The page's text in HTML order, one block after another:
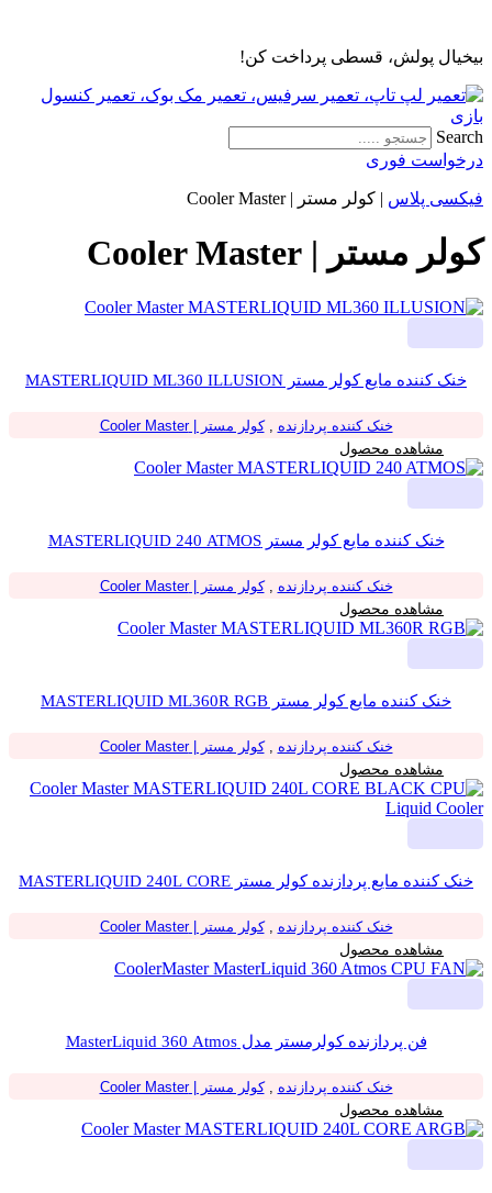
محتوا
بیخیال پولش، قسطی پرداخت کن!
Search
درخواست فوری
فیکسی پلاس | کولر مستر | Cooler Master
کولر مستر | Cooler Master
خنک کننده مایع کولر مستر MASTERLIQUID ML360 ILLUSION
خنک کننده پردازنده ,کولر مستر | Cooler Master
مشاهده محصول
خنک کننده مایع کولر مستر MASTERLIQUID 240 ATMOS
خنک کننده پردازنده ,کولر مستر | Cooler Master
مشاهده محصول
خنک کننده مایع کولر مستر MASTERLIQUID ML360R RGB
خنک کننده پردازنده ,کولر مستر | Cooler Master
مشاهده محصول
خنک کننده مایع پردازنده کولر مستر MASTERLIQUID 240L CORE
خنک کننده پردازنده ,کولر مستر | Cooler Master
مشاهده محصول
فن پردازنده کولرمستر مدل MasterLiquid 360 Atmos
خنک کننده پردازنده ,کولر مستر | Cooler Master
مشاهده محصول